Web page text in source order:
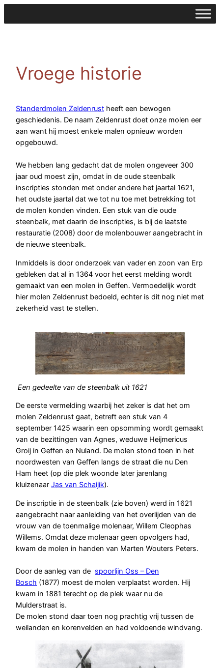
Vroege historie
Standerdmolen Zeldenrust heeft een bewogen
geschiedenis. De naam Zeldenrust doet onze molen eer
aan want hij moest enkele malen opnieuw worden
opgebouwd.
We hebben lang gedacht dat de molen ongeveer 300
jaar oud moest zijn, omdat in de oude steenbalk
inscripties stonden met onder andere het jaartal 1621,
het oudste jaartal dat we tot nu toe met betrekking tot
de molen konden vinden. Een stuk van die oude
steenbalk, met daarin de inscripties, is bij de laatste
restauratie (2008) door de molenbouwer aangebracht in
de nieuwe steenbalk.
Inmiddels is door onderzoek van vader en zoon van Erp
gebleken dat al in 1364 voor het eerst melding wordt
gemaakt van een molen in Geffen. Vermoedelijk wordt
hier molen Zeldenrust bedoeld, echter is dit nog niet met
zekerheid vast te stellen.
Een gedeelte van de steenbalk uit 1621
De eerste vermelding waarbij het zeker is dat het om
molen Zeldenrust gaat, betreft een stuk van 4
september 1425 waarin een opsomming wordt gemaakt
van de bezittingen van Agnes, weduwe Heijmericus
Groij in Geffen en Nuland. De molen stond toen in het
noordwesten van Geffen langs de straat die nu Den
Ham heet (op die plek woonde later jarenlang
kluizenaar Jas van Schaijik).
De inscriptie in de steenbalk (zie boven) werd in 1621
aangebracht naar aanleiding van het overlijden van de
vrouw van de toenmalige molenaar, Willem Cleophas
Willems. Omdat deze molenaar geen opvolgers had,
kwam de molen in handen van Marten Wouters Peters.
Door de aanleg van de spoorlijn Oss – Den
Bosch (1877) moest de molen verplaatst worden. Hij
kwam in 1881 terecht op de plek waar nu de
Mulderstraat is.
De molen stond daar toen nog prachtig vrij tussen de
weilanden en korenvelden en had voldoende windvang.